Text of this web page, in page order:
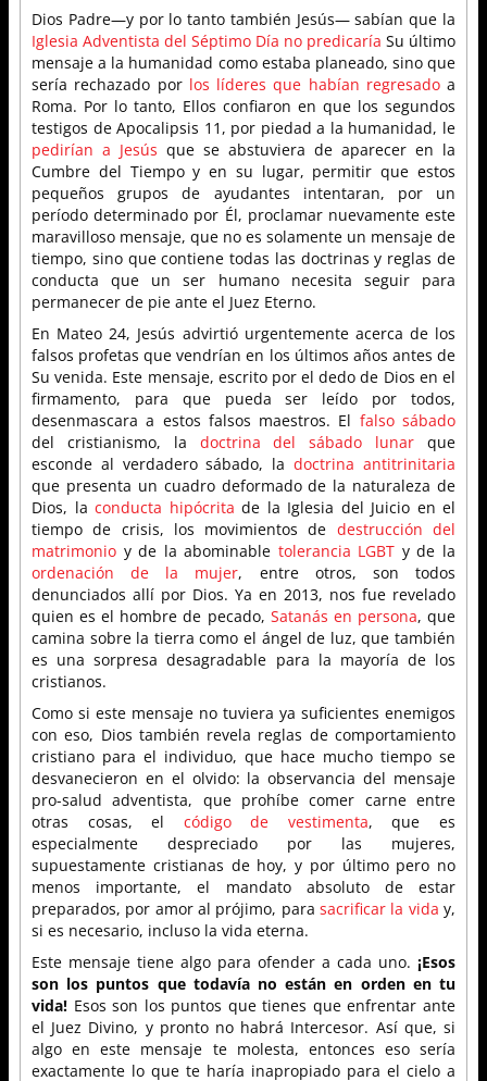
Dios Padre—y por lo tanto también Jesús— sabían que la
Iglesia Adventista del Séptimo Día no predicaría Su último
mensaje a la humanidad como estaba planeado, sino que
sería rechazado por los líderes que habían regresadoa
Roma. Por lo tanto, Ellos confiaron en que los segundos
testigos de Apocalipsis 11, por piedad a la humanidad, le
pedirían a Jesús que se abstuviera de aparecer en la
Cumbre del Tiempo y en su lugar, permitir que estos
pequeños grupos de ayudantes intentaran, por un
período determinado por Él, proclamar nuevamente este
maravilloso mensaje, que no es solamente un mensaje de
tiempo, sino que contiene todas las doctrinas y reglas de
conducta que un ser humano necesita seguir para
permanecer de pie ante el Juez Eterno.
En Mateo 24, Jesús advirtió urgentemente acerca de los
falsos profetas que vendrían en los últimos años antes de
Su venida. Este mensaje, escrito por el dedo de Dios en el
firmamento, para que pueda ser leído por todos,
desenmascara a estos falsos maestros. El falso sábado
del cristianismo, la doctrina del sábado lunar que
esconde al verdadero sábado, ladoctrina antitrinitaria
que presenta un cuadro deformado de la naturaleza de
Dios, la conducta hipócrita de la Iglesia del Juicio en el
tiempo de crisis, los movimientos de destrucción del
matrimonio y de la abominable tolerancia LGBT y de la
ordenación de la mujer, entre otros, son todos
denunciados allí por Dios. Ya en 2013, nos fue revelado
quien es el hombre de pecado, Satanás en persona, que
camina sobre la tierra como el ángel de luz, que también
es una sorpresa desagradable para la mayoría de los
cristianos.
Como si este mensaje no tuviera ya suficientes enemigos
con eso, Dios también revela reglas de comportamiento
cristiano para el individuo, que hace mucho tiempo se
desvanecieron en el olvido: la observancia del mensaje
pro-salud adventista, que prohíbe comer carne entre
otras cosas, el código de vestimenta, que es
especialmente despreciado por las mujeres,
supuestamente cristianas de hoy, y por último pero no
menos importante, el mandato absoluto de estar
preparados, por amor al prójimo, para sacrificar la vida y,
si es necesario, incluso la vida eterna.
Este mensaje tiene algo para ofender a cada uno. ¡Esos
son los puntos que todavía no están en orden en tu
vida! Esos son los puntos que tienes que enfrentar ante
el Juez Divino, y pronto no habrá Intercesor. Así que, si
algo en este mensaje te molesta, entonces eso sería
exactamente lo que te haría inapropiado para el cielo a